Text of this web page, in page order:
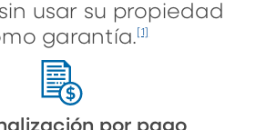
usar su propiedad
garantía. [1]